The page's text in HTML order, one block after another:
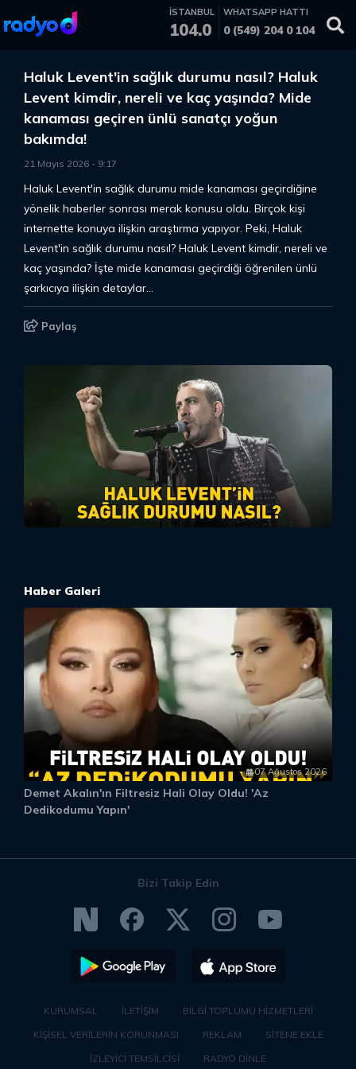
İSTANBUL
104.0
WHATSAPP HATTI
0 (549) 204 0 104
Haluk Levent'in sağlık durumu nasıl? Haluk
Levent kimdir, nereli ve kaç yaşında? Mide
kanaması geçiren ünlü sanatçı yoğun
bakımda!
21 Mayıs 2026 - 9: 17
Haluk Levent'in sağlık durumu mide kanaması geçirdiğine
yönelik haberler sonrası merak konusu oldu. Birçok kişi
internette konuya ilişkin araştırma yapıyor. Peki, Haluk
Levent'in sağlık durumu nasıl? Haluk Levent kimdir, nereli ve
kaç yaşında? İşte mide kanaması geçirdiği öğrenilen ünlü
şarkıcıya ilişkin detaylar...
Paylaş
Haber Galeri
07 Ağustos 2026
Demet Akalın'ın Filtresiz Hali Olay Oldu! 'Az
Dedikodumu Yapın'
Bizi Takip Edin
KURUMSAL İLETİŞİM
BİLGİ TOPLUMU HİZMETLERİ
KİŞİSEL VERİLERİN KORUNMASI
REKLAM
SİTENE EKLE
İZLEYİCİ TEMSİLCİSİ
RADYO DİNLE